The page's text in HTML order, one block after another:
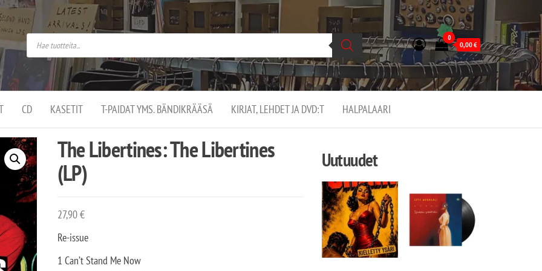
–
on
0
0,00€
CD KASETIT T-PAIDAT YMS. BÄNDIKRÄÄSÄ KIRJAT, LEHDET JA DVD:T HALPALAARI
The Libertines: The Libertines
(LP)
27,90€
Re-issue
1 Can’t Stand Me Now
Uutuudet